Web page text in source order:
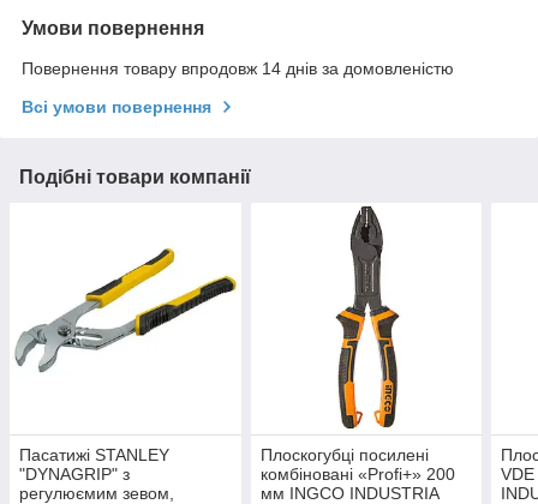
Умови повернення
Повернення товару впродовж 14 днів за домовленістю
Всі умови повернення
Подібні товари компанії
Пасатижі STANLEY
"DYNAGRIP" з
регулюємим зевом,
Плоскогубці посилені
комбіновані «Profi+» 200
мм INGCO INDUSTRIA